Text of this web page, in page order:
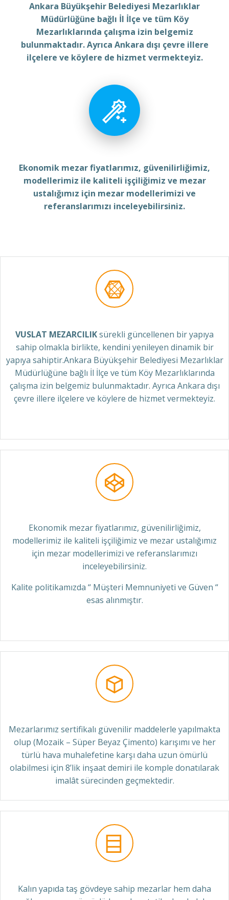
Ankara Büyükşehir Belediyesi Mezarlıklar
Müdürlüğüne bağlı İl İlçe ve tüm Köy
Mezarlıklarında çalışma izin belgemiz
bulunmaktadır. Ayrıca Ankara dışı çevre illere
ilçelere ve köylere de hizmet vermekteyiz.
Ekonomik mezar fiyatlarımız, güvenilirliğimiz,
modellerimiz ile kaliteli işçiliğimiz ve mezar
ustalığımız için mezar modellerimizi ve
referanslarımızı inceleyebilirsiniz.
VUSLAT MEZARCILIKsürekli güncellenen bir yapıya
sahip olmakla birlikte, kendini yenileyen dinamik bir
yapıya sahiptir.Ankara Büyükşehir Belediyesi Mezarlıklar
Müdürlüğüne bağlı İl İlçe ve tüm Köy Mezarlıklarında
çalışma izin belgemiz bulunmaktadır. Ayrıca Ankara dışı
çevre illere ilçelere ve köylere de hizmet vermekteyiz.
Ekonomik mezar fiyatlarımız, güvenilirliğimiz,
modellerimiz ile kaliteli işçiliğimiz ve mezar ustalığımız
için mezar modellerimizi ve referanslarımızı
inceleyebilirsiniz.
Kalite politikamızda “ Müşteri Memnuniyeti ve Güven “
esas alınmıştır.
Mezarlarımız sertifikalı güvenilir maddelerle yapılmakta
olup (Mozaik – Süper Beyaz Çimento) karışımı ve her
türlü hava muhalefetine karşı daha uzun ömürlü
olabilmesi için 8’lik inşaat demiri ile komple donatılarak
imalât sürecinden geçmektedir.
Kalın yapıda taş gövdeye sahip mezarlar hem daha